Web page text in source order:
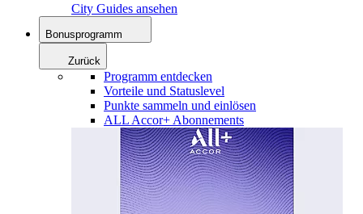
City Guides ansehen
Bonusprogramm
Zurück
Programm entdecken
Vorteile und Statuslevel
Punkte sammeln und einlösen
ALL Accor+ Abonnements